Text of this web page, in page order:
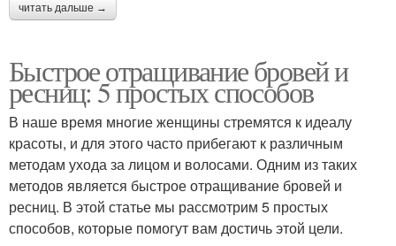
читать дальше →
Быстрое отращивание бровей и
ресниц: 5 простых способов
В наше время многие женщины стремятся к идеалу
красоты, и для этого часто прибегают к различным
методам ухода за лицом и волосами. Одним из таких
методов является быстрое отращивание бровей и
ресниц. В этой статье мы рассмотрим 5 простых
способов, которые помогут вам достичь этой цели.